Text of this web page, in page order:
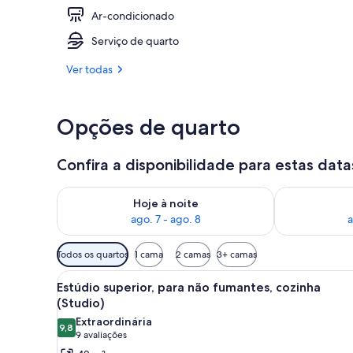
Ar-condicionado
Serviço de quarto
Ver todas
Opções de quarto
Confira a disponibilidade para estas
Hoje à noite
ago. 7 - ago. 8
Verifica a disponibilidade para esta noite, ago. 7 -
Verifica a
Filtros
disponíveis
para
os
quartos
Todos os quartos 1 cama 2 camas 3+ camas
Carrega
todas
as
fotos
10
Estúdio superior, para não fumantes, cozinha
(Studio)
9,89,8 de 10
Extraordinária
9 avaliações
(9